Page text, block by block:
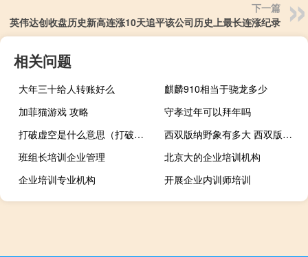
下一篇
英伟达创收盘历史新高连涨10天追平该公司历史上最长连涨纪录
相关问题
大年三十给人转账好么
麒麟910相当于骁龙多少
加菲猫游戏 攻略
守孝过年可以拜年吗
打破虚空是什么意思（打破虚空）
西双版纳野象有多大 西双版纳10头野象出没村庄
班组长培训企业管理
北京大的企业培训机构
企业培训专业机构
开展企业内训师培训